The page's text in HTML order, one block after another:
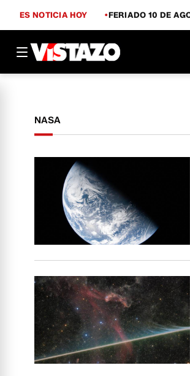
ES NOTICIA HOY FERIADO 10 DE
NASA